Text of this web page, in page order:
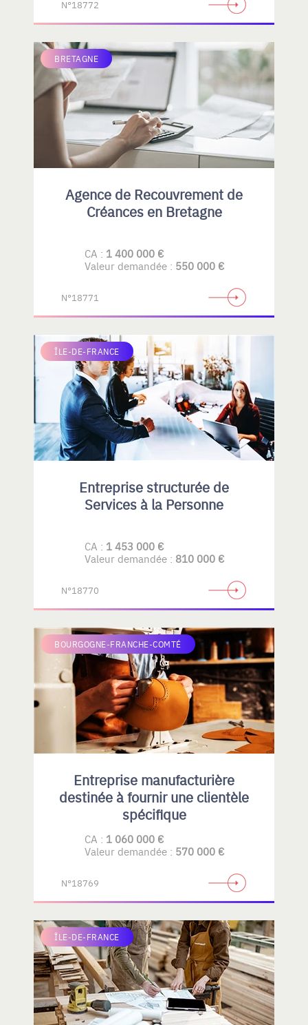
N°18772
BRETAGNE
Agence de Recouvrement de
Créances en Bretagne
CA : 1 400 000 €
Valeur demandée : 550 000 €
N°18771
ÎLE-DE-FRANCE
Entreprise structurée de
Services à la Personne
CA : 1 453 000 €
Valeur demandée : 810 000 €
N°18770
BOURGOGNE-FRANCHE-COMTÉ
Entreprise manufacturière
destinée à fournir une clientèle
spécifique
CA : 1 060 000 €
Valeur demandée : 570 000 €
N°18769
ÎLE-DE-FRANCE